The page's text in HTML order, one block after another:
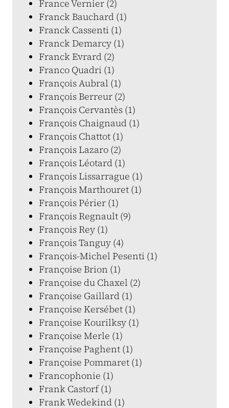
France Vernier (2)
Franck Bauchard (1)
Franck Cassenti (1)
Franck Demarcy (1)
Franck Evrard (2)
Franco Quadri (1)
François Aubral (1)
François Berreur (2)
François Cervantès (1)
François Chaignaud (1)
François Chattot (1)
François Lazaro (2)
François Léotard (1)
François Lissarrague (1)
François Marthouret (1)
François Périer (1)
François Regnault (9)
François Rey (1)
François Tanguy (4)
François-Michel Pesenti (1)
Françoise Brion (1)
Françoise du Chaxel (2)
Françoise Gaillard (1)
Françoise Kersébet (1)
Françoise Kourilksy (1)
Françoise Merle (1)
Françoise Paghent (1)
Françoise Pommaret (1)
Francophonie (1)
Frank Castorf (1)
Frank Wedekind (1)